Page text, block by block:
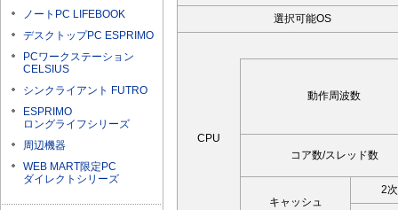
ノートPC LIFEBOOK
デスクトップPC ESPRIMO
PCワークステーション
CELSIUS
シンクライアント FUTRO
ESPRIMO
ロングライフシリーズ
周辺機器
WEB MART限定PC
ダイレクトシリーズ
選択可能OS
CPU
動作周波数
コア数/スレッド数
キャッシュ
2次